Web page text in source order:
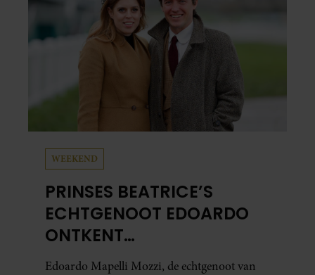
WEEKEND
PRINSES BEATRICE’S
ECHTGENOOT EDOARDO
ONTKENT
HUWELIJKSPROBLEMEN
Edoardo Mapelli Mozzi, de echtgenoot van